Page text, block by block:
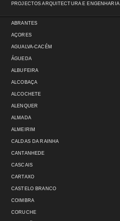
PROJECTOS ARQUITECTURA E ENGENHARIA
ABRANTES
AÇORES
AGUALVA-CACÉM
ÁGUEDA
ALBUFEIRA
ALCOBAÇA
ALCOCHETE
ALENQUER
ALMADA
ALMEIRIM
CALDAS DA RAINHA
CANTANHEDE
CASCAIS
CARTAXO
CASTELO BRANCO
COIMBRA
CORUCHE